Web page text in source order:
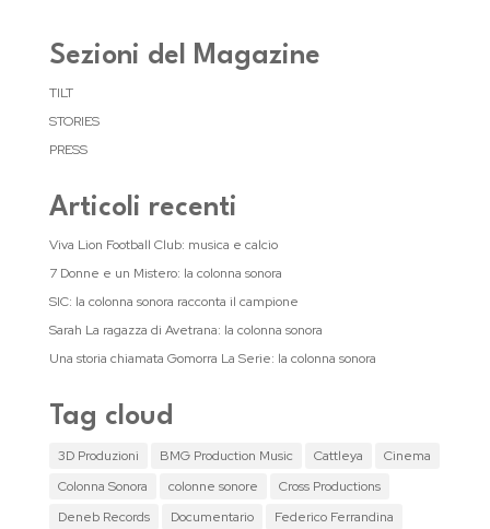
Sezioni del Magazine
TILT
STORIES
PRESS
Articoli recenti
Viva Lion Football Club: musica e calcio
7 Donne e un Mistero: la colonna sonora
SIC: la colonna sonora racconta il campione
Sarah La ragazza di Avetrana: la colonna sonora
Una storia chiamata Gomorra La Serie: la colonna sonora
Tag cloud
3D Produzioni BMG Production Music Cattleya
Cinema
Colonna Sonora
colonne sonore
Cross Productions
Deneb Records
Documentario
Federico Ferrandina